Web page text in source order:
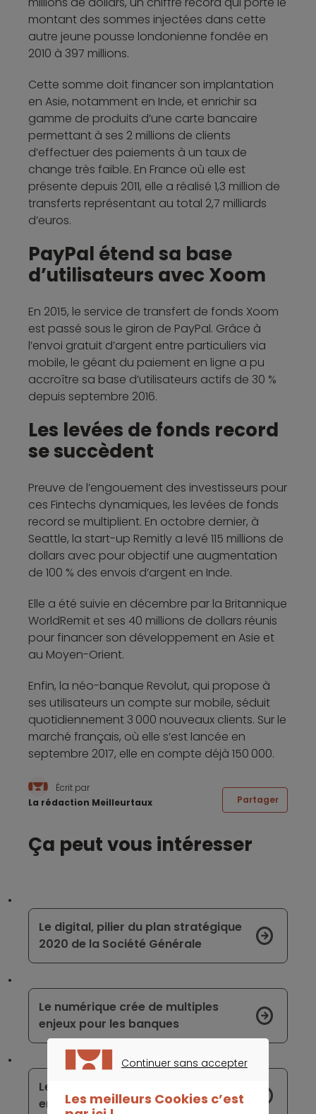
montant des sommes injectées dans cette
autre jeune pousse londonienne fondée en
2010 à 397 millions.
Cette somme doit financer son implantation
en Asie, notamment en Inde, et enrichir sa
gamme de produits d’une carte bancaire
permettant à ses 2 millions de clients
d’effectuer des paiements à un taux de
change très faible. En France où elle est
présente depuis 2011, elle a réalisé 1,3 million de
transferts représentant au total 2,7 milliards
d’euros.
PayPal étend sa base
d’utilisateurs avec Xoom
En 2015, le service de transfert de fonds Xoom
est passé sous le giron de PayPal. Grâce à
l’envoi gratuit d’argent entre particuliers via
mobile, le géant du paiement en ligne a pu
accroître sa base d’utilisateurs actifs de 30 %
depuis septembre 2016.
Les levées de fonds record
se succèdent
Preuve de l’engouement des investisseurs pour
ces Fintechs dynamiques, les levées de fonds
record se multiplient. En octobre dernier, à
Seattle, la start-up Remitly a levé 115 millions de
dollars avec pour objectif une augmentation
de 100 % des envois d’argent en Inde.
Elle a été suivie en décembre par la Britannique
WorldRemit et ses 40 millions de dollars réunis
pour financer son développement en Asie et
au Moyen-Orient.
Enfin, la néo-banque Revolut, qui propose à
ses utilisateurs un compte sur mobile, séduit
quotidiennement 3 000 nouveaux clients. Sur le
marché français, où elle s’est lancée en
septembre 2017, elle en compte déjà 150 000.
Écrit par
La rédaction Meilleurtaux
Partager
Ça peut vous intéresser
Le digital, pilier du plan stratégique
2020 de la Société Générale
Le numérique crée de multiples
enjeux pour les banques
Les défis qui attendent les banques
en ligne en 2018
Continuer sans accepter
Les meilleurs Cookies c’est